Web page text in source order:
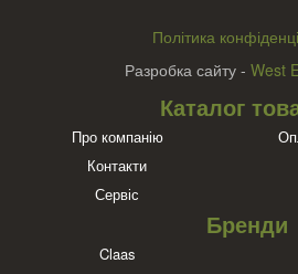
Політика
Разробка сайту - West
Каталог
Про компанію
Контакти
Сервіс
Бренди
Claas